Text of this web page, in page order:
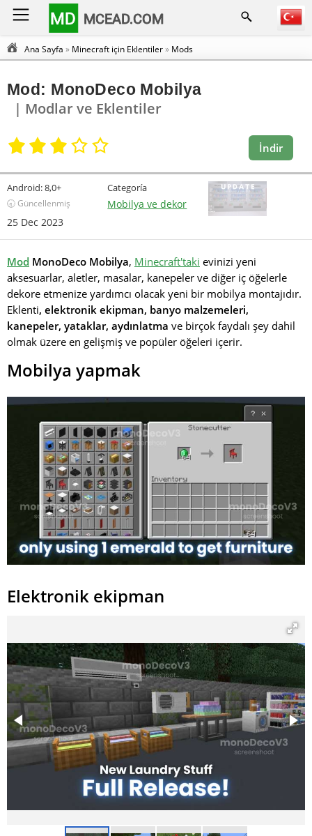
MD MCEAD.COM
Ana Sayfa » Minecraft için Eklentiler» Mods
Mod: MonoDeco Mobilya
| Modlar ve Eklentiler
İndir
Android:8,0+
🕣 Güncellenmiş
25 Dec 2023
Categoría
Mobilya ve dekor
Mod MonoDeco Mobilya, Minecraft'taki evinizi yeni
aksesuarlar, aletler, masalar, kanepeler ve diğer iç öğelerle
dekore etmenize yardımcı olacak yeni bir mobilya montajıdır.
Eklenti, elektronik ekipman, banyo malzemeleri,
kanepeler, yataklar, aydınlatma ve birçok faydalı şey dahil
olmak üzere en gelişmiş ve popüler öğeleri içerir.
Mobilya yapmak
Elektronik ekipman